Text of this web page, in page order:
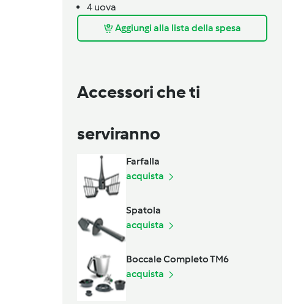
4 uova
Aggiungi alla lista della spesa
Accessori che ti
serviranno
Farfalla
acquista
Spatola
acquista
Boccale Completo TM6
acquista